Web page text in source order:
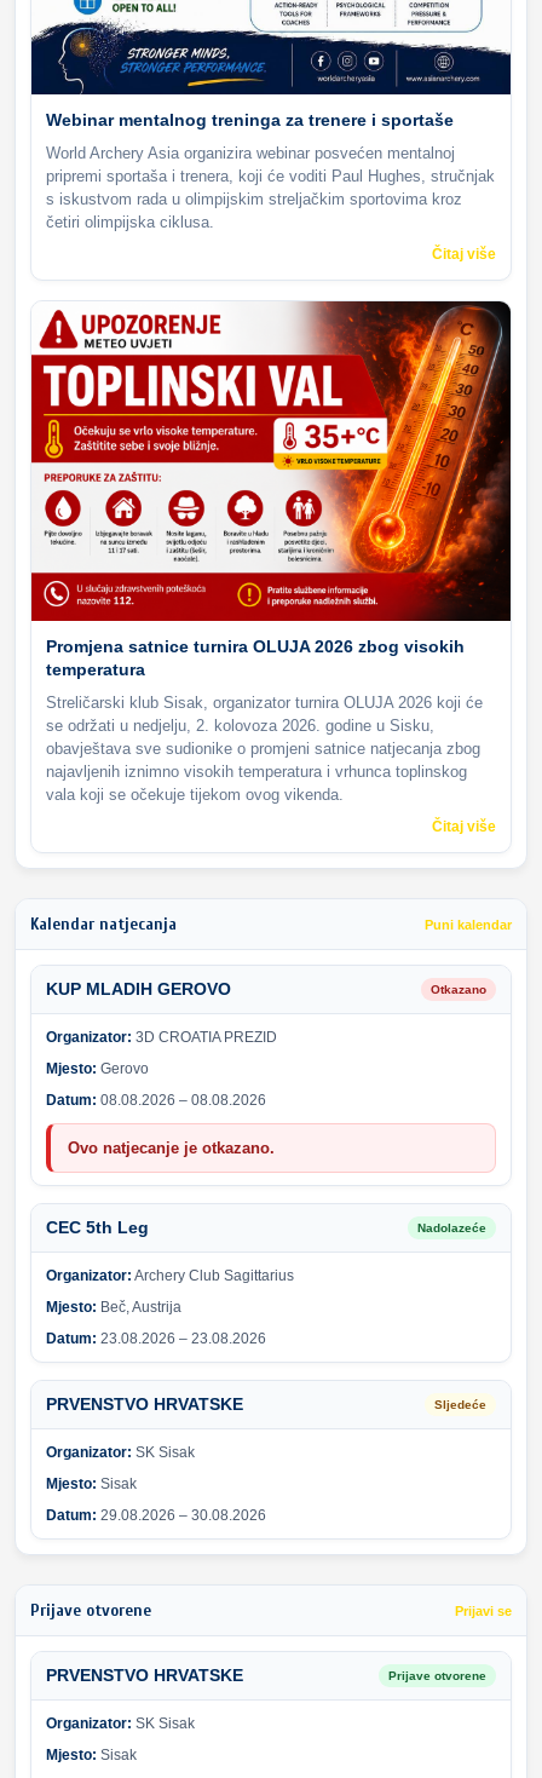
Webinar mentalnog treninga za trenere i sportaše
World Archery Asia organizira webinar posvećen mentalnoj
pripremi sportaša i trenera, koji će voditi Paul Hughes, stručnjak
s iskustvom rada u olimpijskim streljačkim sportovima kroz
četiri olimpijska ciklusa.
Čitaj više
Promjena satnice turnira OLUJA 2026 zbog visokih
temperatura
Streličarski klub Sisak, organizator turnira OLUJA 2026 koji će
se održati u nedjelju, 2. kolovoza 2026. godine u Sisku,
obavještava sve sudionike o promjeni satnice natjecanja zbog
najavljenih iznimno visokih temperatura i vrhunca toplinskog
vala koji se očekuje tijekom ovog vikenda.
Čitaj više
Kalendar natjecanja Puni kalendar
KUP MLADIH GEROVO Otkazano
Organizator: 3D CROATIA PREZID
Mjesto: Gerovo
Datum: 08.08.2026 – 08.08.2026
Ovo natjecanje je otkazano.
CEC 5th Leg Nadolazeće
Organizator: Archery Club Sagittarius
Mjesto: Beč, Austrija
Datum: 23.08.2026 – 23.08.2026
PRVENSTVO HRVATSKE Sljedeće
Organizator: SK Sisak
Mjesto: Sisak
Datum: 29.08.2026 – 30.08.2026
Prijave otvorene Prijavi se
PRVENSTVO HRVATSKE Prijave otvorene
Organizator: SK Sisak
Mjesto: Sisak